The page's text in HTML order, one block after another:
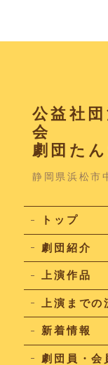
公益社
会
劇団た
静岡県浜松
トップ
劇団紹介
上演作品
上演までの
新着情報
劇団員・会